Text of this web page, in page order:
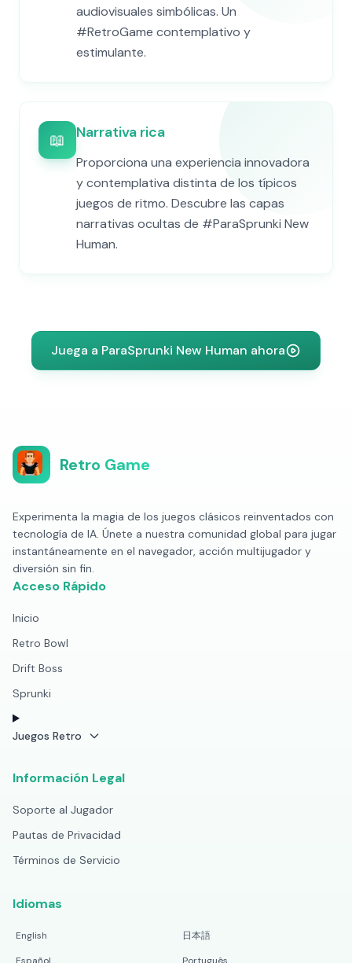
audiovisuales simbólicas. Un
#RetroGame contemplativo y
estimulante.
📖 Narrativa rica
Proporciona una experiencia innovadora
y contemplativa distinta de los típicos
juegos de ritmo. Descubre las capas
narrativas ocultas de #ParaSprunki New
Human.
Juega a ParaSprunki New Human ahora
Retro Game
Experimenta la magia de los juegos clásicos reinventados con
tecnología de IA. Únete a nuestra comunidad global para jugar
instantáneamente en el navegador, acción multijugador y
diversión sin fin.
Acceso Rápido
Inicio
Retro Bowl
Drift Boss
Sprunki
Juegos Retro
Información Legal
Soporte al Jugador
Pautas de Privacidad
Términos de Servicio
Idiomas
English
日本語